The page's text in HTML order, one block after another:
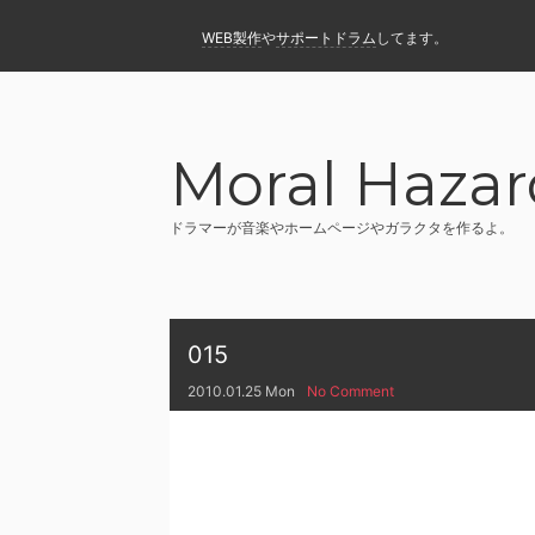
WEB製作やサポートドラム してます。
Moral
ドラマーが音楽やホームページやガラクタを作るよ。
015
2010.01.25 Mon No Comment